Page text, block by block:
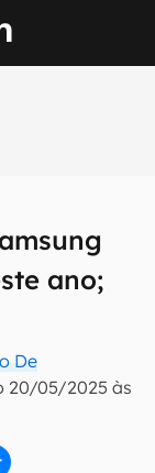
ano;
De
20/05/2025 às
primeira